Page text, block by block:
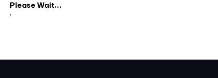
Please Wait...
`